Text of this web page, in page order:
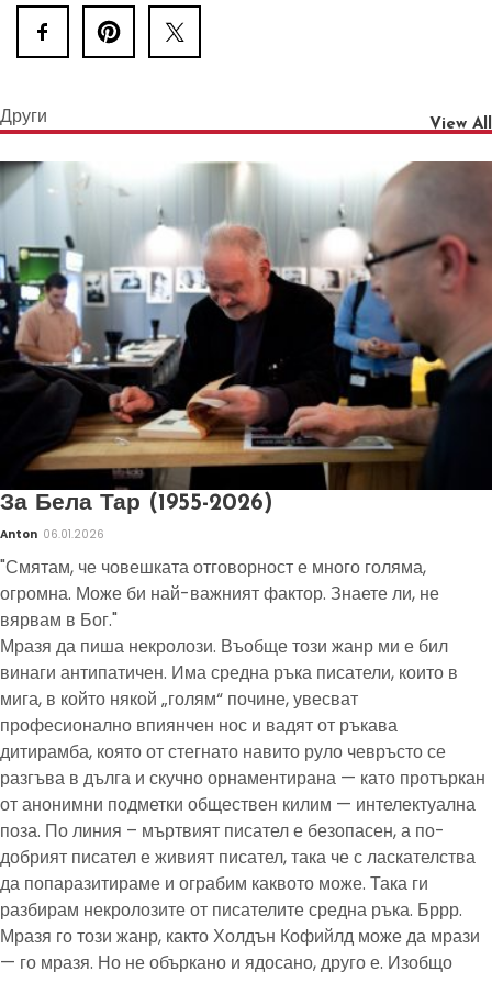
Други View All
За Бела Тар (1955-2026)
Anton 06.01.2026
"Смятам, че човешката отговорност е много голяма,
огромна. Може би най-важният фактор. Знаете ли, не
вярвам в Бог."
Мразя да пиша некролози. Въобще този жанр ми е бил
винаги антипатичен. Има средна ръка писатели, които в
мига, в който някой „голям“ почине, увесват
професионално впиянчен нос и вадят от ръкава
дитирамба, която от стегнато навито руло чевръсто се
разгъва в дълга и скучно орнаментирана — като протъркан
от анонимни подметки обществен килим — интелектуална
поза. По линия – мъртвият писател е безопасен, а по-
добрият писател е живият писател, така че с ласкателства
да попаразитираме и ограбим каквото може. Така ги
разбирам некролозите от писателите средна ръка. Бррр.
Мразя го този жанр, както Холдън Кофийлд може да мрази
— го мразя. Но не объркано и ядосано, друго е. Изобщо